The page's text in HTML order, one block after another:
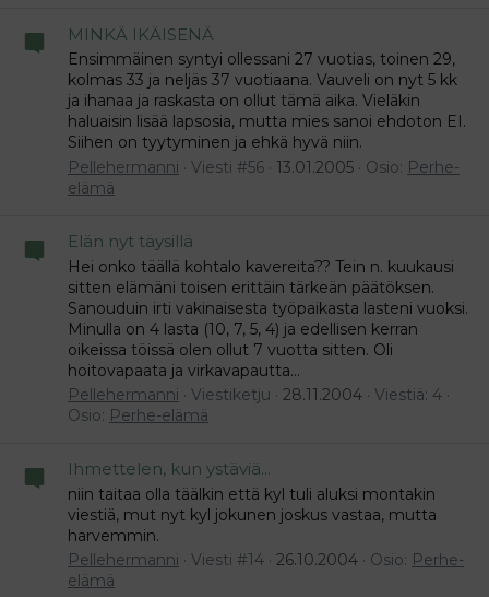
MINKÄ IKÄISENÄ
Ensimmäinen syntyi ollessani 27 vuotias, toinen 29,
kolmas 33 ja neljäs 37 vuotiaana. Vauveli on nyt 5 kk
ja ihanaa ja raskasta on ollut tämä aika. Vieläkin
haluaisin lisää lapsosia, mutta mies sanoi ehdoton EI.
Siihen on tyytyminen ja ehkä hyvä niin.
Pellehermanni
Viesti #56 13.01.2005 Osio: Perhe-
elämä
Elän nyt täysillä
Hei onko täällä kohtalo kavereita?? Tein n. kuukausi
sitten elämäni toisen erittäin tärkeän päätöksen.
Sanouduin irti vakinaisesta työpaikasta lasteni vuoksi.
Minulla on 4 lasta (10, 7, 5, 4) ja edellisen kerran
oikeissa töissä olen ollut 7 vuotta sitten. Oli
hoitovapaata ja virkavapautta...
Pellehermanni
Viestiketju 28.11.2004
Viestiä: 4
Osio: Perhe-elämä
Ihmettelen, kun ystäviä...
niin taitaa olla täälkin että kyl tuli aluksi montakin
viestiä, mut nyt kyl jokunen joskus vastaa, mutta
harvemmin.
Pellehermanni
Viesti #14 26.10.2004 Osio: Perhe-
elämä